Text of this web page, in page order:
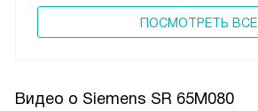
ПОCМОТРЕТЬ ВСЕ
Видео о Siemens SR 65M080